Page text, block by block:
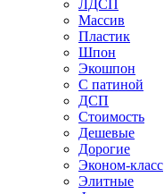
ЛДСП
Массив
Пластик
Шпон
Экошпон
С патиной
ДСП
Стоимость
Дешевые
Дорогие
Эконом-класс
Элитные